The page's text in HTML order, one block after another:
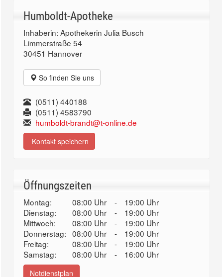
Humboldt-Apotheke
Inhaberin: Apothekerin Julia Busch
Limmerstraße 54
30451 Hannover
So finden Sie uns
(0511) 440188
(0511) 4583790
humboldt-brandt@t-online.de
Kontakt speichern
Öffnungszeiten
Montag: 08:00 Uhr -
19:00 Uhr
Dienstag:
08:00 Uhr -
19:00 Uhr
Mittwoch:
08:00 Uhr -
19:00 Uhr
Donnerstag: 08:00 Uhr -
19:00 Uhr
Freitag:
08:00 Uhr -
19:00 Uhr
Samstag:
08:00 Uhr - 16:00 Uhr
Notdienstplan